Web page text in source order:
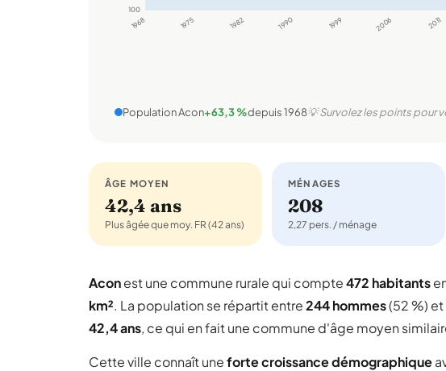
100
1968 1975 1982 1990 1999 2006 2011
Population Acon+63,3 %depuis 1968💡 Survolez les points pour
ÂGE MOYEN
42,4 ans
Plus âgée que moy. FR (42 ans)
MÉNAGES
208
2,27 pers. / ménage
Aconest une commune rurale qui compte472 habitants
km². La population se répartit entre244 hommes(52 %) et
42,4 ans, ce qui en fait une commune d'âge moyen
Cette ville connaît uneforte croissance démographique